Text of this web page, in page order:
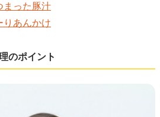
まった豚汁
りあんかけ
のポイント